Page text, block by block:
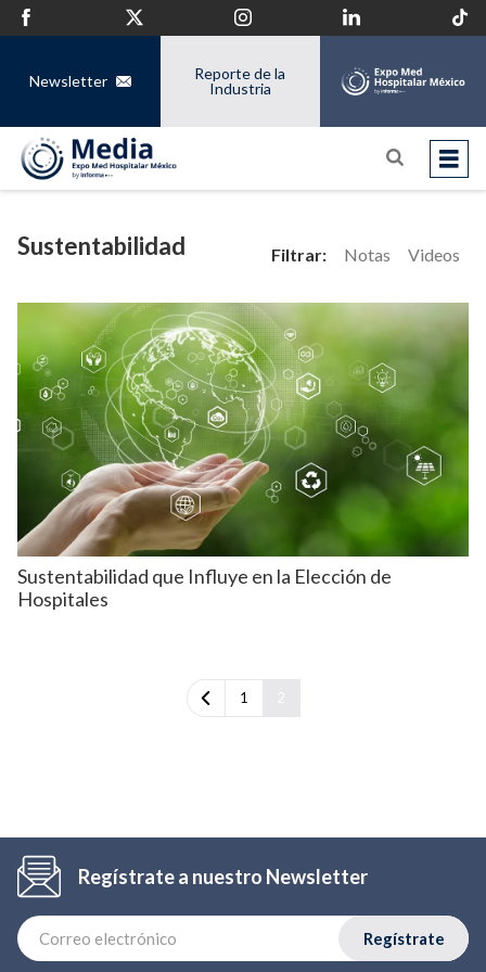
Newsletter
Reporte de la
Industria
Sustentabilidad Filtrar: Notas Videos
Sustentabilidad que Influye en la Elección de
Hospitales
1
Regístrate a nuestro Newsletter
Regístrate